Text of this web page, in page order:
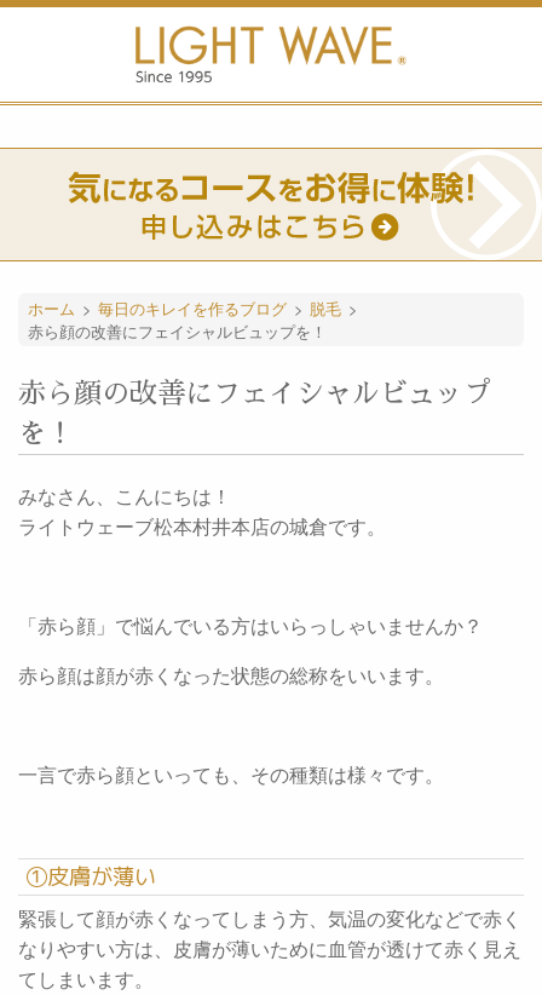
ホーム > 毎日のキレイを作るブログ > 脱毛 >
赤ら顔の改善にフェイシャルビュップを！
赤ら顔の改善にフェイシャルビュップ
を！
みなさん、こんにちは！
ライトウェーブ松本村井本店の城倉です。
「赤ら顔」で悩んでいる方はいらっしゃいませんか？
赤ら顔は顔が赤くなった状態の総称をいいます。
一言で赤ら顔といっても、その種類は様々です。
①皮膚が薄い
緊張して顔が赤くなってしまう方、気温の変化などで赤く
なりやすい方は、皮膚が薄いために血管が透けて赤く見え
てしまいます。